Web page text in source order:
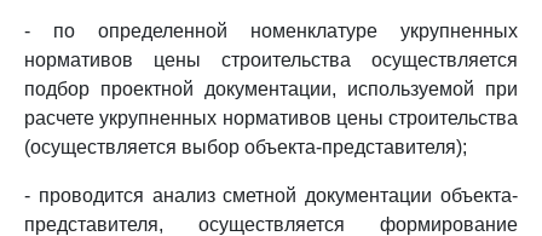
- по определенной номенклатуре укрупненных
нормативов цены строительства осуществляется
подбор проектной документации, используемой при
расчете укрупненных нормативов цены строительства
(осуществляется выбор объекта-представителя);
- проводится анализ сметной документации объекта-
представителя, осуществляется формирование